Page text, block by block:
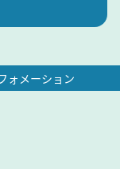
ォメーション